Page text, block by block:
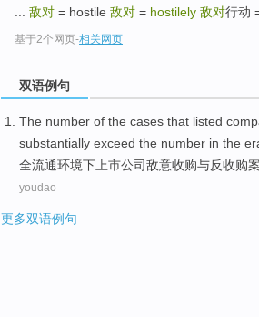
敌对 = hostile 敌对 = hostilely 敌对行动
基于2个网页-相关网页
双语例句
The number of the cases that listed
substantially exceed the number in the
全流通环境下上市公司敌意收购与反收购
youdao
更多双语例句